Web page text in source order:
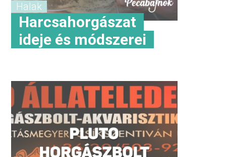
Halak
Harcsahorgászat
ideje és módszerei